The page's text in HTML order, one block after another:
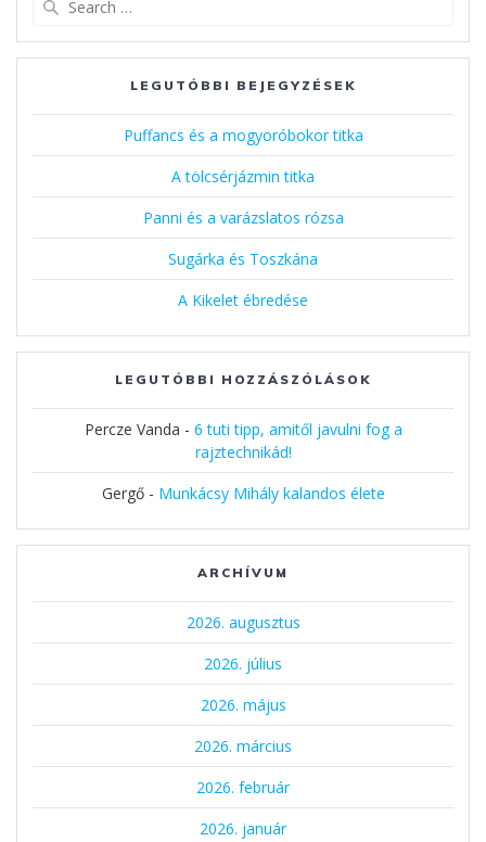
LEGUTÓBBI BEJEGYZÉSEK
Puffancs és a mogyoróbokor titka
A tölcsérjázmin titka
Panni és a varázslatos rózsa
Sugárka és Toszkána
A Kikelet ébredése
LEGUTÓBBI HOZZÁSZÓLÁSOK
Percze Vanda - 6 tuti tipp, amitől javulni fog a
rajztechnikád!
Gergő- Munkácsy Mihály kalandos élete
ARCHÍVUM
2026. augusztus
2026. július
2026. május
2026. március
2026. február
2026. január